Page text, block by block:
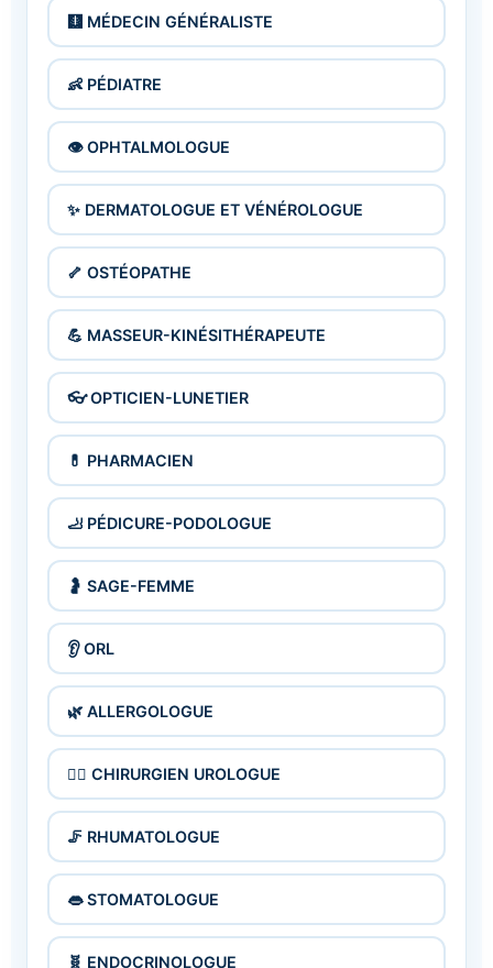
🩻 MÉDECIN GÉNÉRALISTE
👶 PÉDIATRE
👁 OPHTALMOLOGUE
✨ DERMATOLOGUE ET VÉNÉROLOGUE
🦴 OSTÉOPATHE
💪 MASSEUR-KINÉSITHÉRAPEUTE
👓 OPTICIEN-LUNETIER
💊 PHARMACIEN
🦶 PÉDICURE-PODOLOGUE
🤰 SAGE-FEMME
👂 ORL
🌿 ALLERGOLOGUE
🧑‍⚕️ CHIRURGIEN UROLOGUE
🦵 RHUMATOLOGUE
👄 STOMATOLOGUE
🧬 ENDOCRINOLOGUE